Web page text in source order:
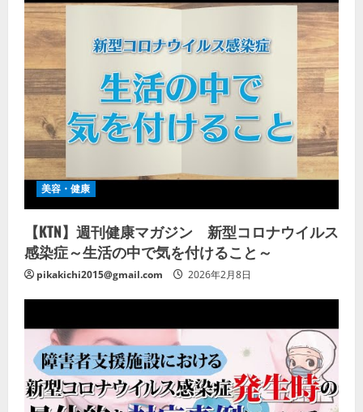
美容・健康
【KTN】週刊健康マガジン 新型コロナウイルス
感染症～生活の中で気を付けること～
pikakichi2015@gmail.com 2026年2月8日